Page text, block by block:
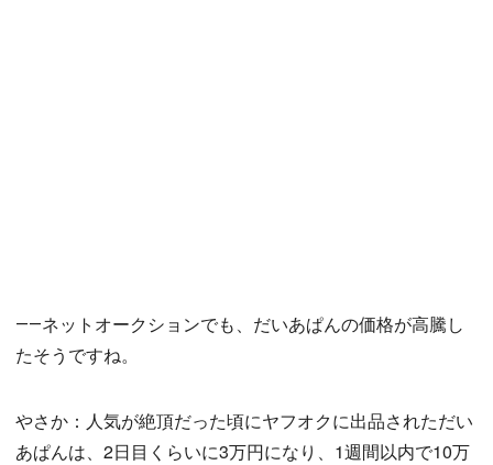
――ネットオークションでも、だいあぱんの価格が高騰し
たそうですね。
やさか：人気が絶頂だった頃にヤフオクに出品されただい
あぱんは、2日目くらいに3万円になり、1週間以内で10万